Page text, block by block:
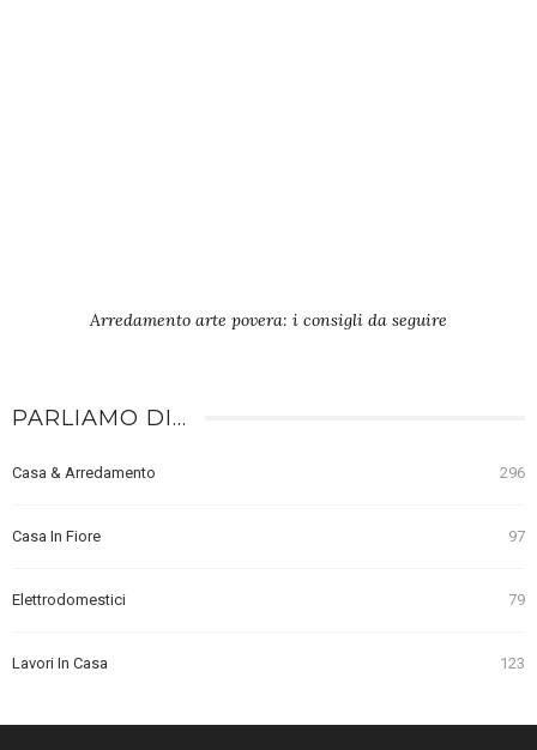
Arredamento arte povera: i consigli da seguire
PARLIAMO DI…
Casa & Arredamento 296
Casa In Fiore 97
Elettrodomestici 79
Lavori In Casa 123